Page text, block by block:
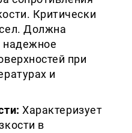
Критически
Должна
надежное
при
и
Характеризует
в